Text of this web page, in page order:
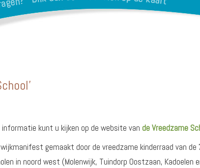
informatie kunt u kijken op de website van de Vreedzame
gemaakt door de vreedzame kinderraad van de
in noord west (Molenwijk, Tuindorp Oostzaan, Kadoelen